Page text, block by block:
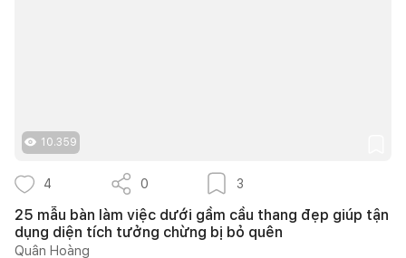
10.359
4 0 3
25 mẫu bàn làm việc dưới gầm cầu thang đẹp giúp tận
dụng diện tích tưởng chừng bị bỏ quên
Quân Hoàng